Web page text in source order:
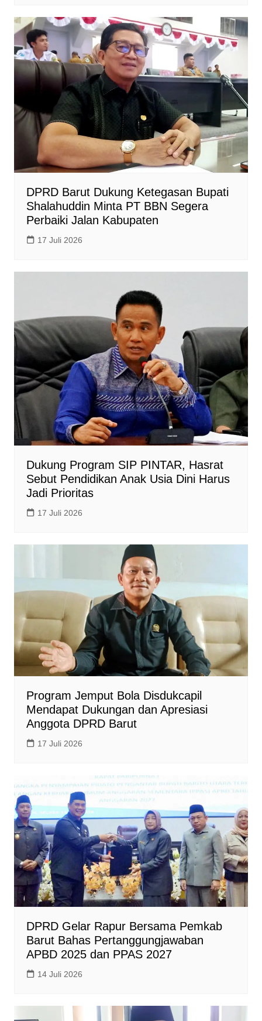
DPRD Barut Dukung Ketegasan Bupati
Shalahuddin Minta PT BBN Segera
Perbaiki Jalan Kabupaten
17 Juli 2026
Dukung Program SIP PINTAR, Hasrat
Sebut Pendidikan Anak Usia Dini Harus
Jadi Prioritas
17 Juli 2026
Program Jemput Bola Disdukcapil
Mendapat Dukungan dan Apresiasi
Anggota DPRD Barut
17 Juli 2026
DPRD Gelar Rapur Bersama Pemkab
Barut Bahas Pertanggungjawaban
APBD 2025 dan PPAS 2027
14 Juli 2026